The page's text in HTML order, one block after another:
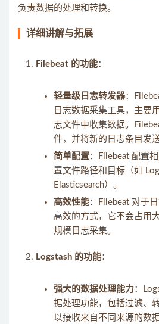
负责数据的处理和转换。
详细讲解与拓展
Filebeat 的功能：
轻量级日志转发器：
日志数据采集工具，主要
志文件中收集数据。
件，并将新的日志条目发
简单配置：Filebeat 配置
置文件路径和目标（如
Elasticsearch）。
高效性能：Filebeat 对于
高效的方式，它不会占用
规模日志采集。
Logstash 的功能：
强大的数据处理能力：
据处理功能，包括过滤、
以接收来自不同来源的数